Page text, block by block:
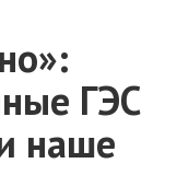
ГЭС
наше